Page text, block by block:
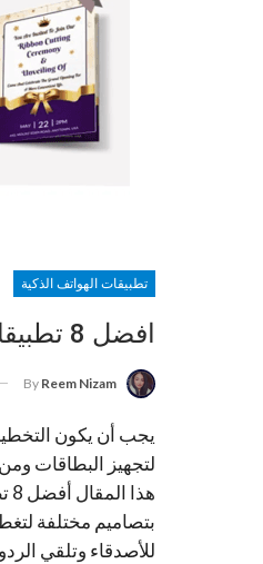
تطبيقات الهواتف الذكية
افضل 8 تطبيقات تصميم الدعوات لأجهزة Android وiOS
By Reem Nizam
يجب أن يكون
لتجهيز البطاقات
بتصاميم مختلفة
للأصدقاء وتلقي